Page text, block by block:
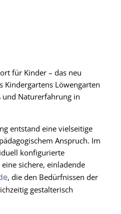
für Kinder – das neu
Kindergartens Löwengarten
und Naturerfahrung in
entstand eine vielseitige
Anspruch. Im
konfigurierte
sichere, einladende
, die den Bedürfnissen der
gestalterisch